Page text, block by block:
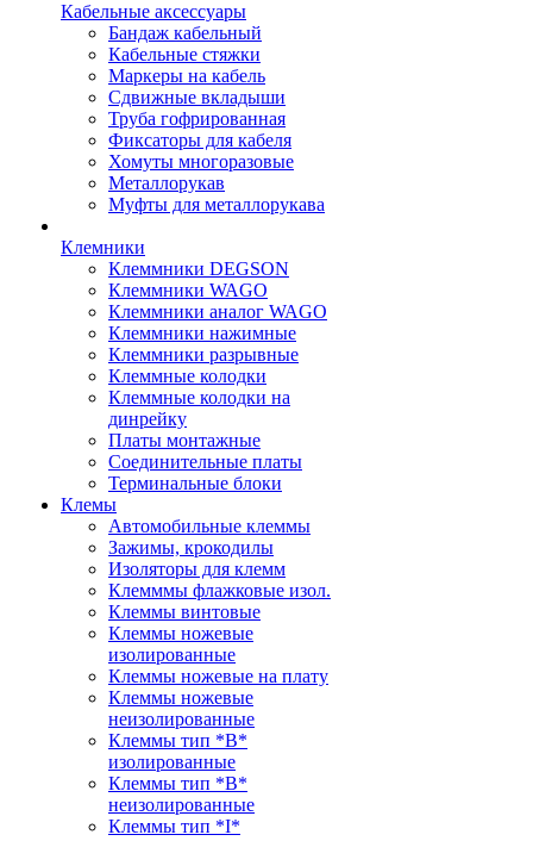
Кабельные аксессуары
Бандаж кабельный
Кабельные стяжки
Маркеры на кабель
Сдвижные вкладыши
Труба гофрированная
Фиксаторы для кабеля
Хомуты многоразовые
Металлорукав
Муфты для металлорукава
Клемники
Клеммники DEGSON
Клеммники WAGO
Клеммники аналог WAGO
Клеммники нажимные
Клеммники разрывные
Клеммные колодки
Клеммные колодки на
динрейку
Платы монтажные
Соединительные платы
Терминальные блоки
Клемы
Автомобильные клеммы
Зажимы, крокодилы
Изоляторы для клемм
Клемммы флажковые изол.
Клеммы винтовые
Клеммы ножевые
изолированные
Клеммы ножевые на плату
Клеммы ножевые
неизолированные
Клеммы тип *B*
изолированные
Клеммы тип *B*
неизолированные
Клеммы тип *I*